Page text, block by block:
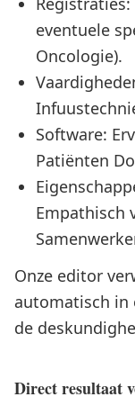
eventuele
Oncologie).
Software:
Patiënten
Empathisch
Onze editor
automatisch in
de
Direct resultaat